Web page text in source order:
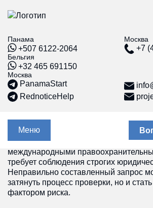
Панама
+507 6122-2064
Бельгия
+32 465 691150
Москва
PanamaStart
RednoticeHelp
Москва
+7
Интерпола.
за рубежом
Защита
Меню
Как проверить себя
Интерпола:
и закрытые данные
11.06.26
Информация ниже носит общий
характер. Процедура взаимодействия
международными
требует соблюдения строгих
Неправильно составленный запрос
затянуть процесс проверки, но и
фактором риска.